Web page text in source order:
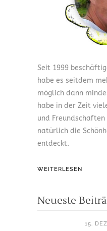
Seit 1999
habe es seitdem
möglich dann
habe in der Zeit
und Freundschaften
natürlich die
entdeckt.
WEITERLESEN
Neueste
15.